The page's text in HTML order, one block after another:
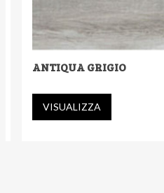
ANTIQUA GRIGIO
VISUALIZZA